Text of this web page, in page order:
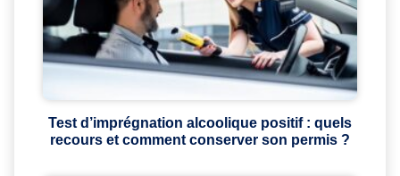
Test d’imprégnation alcoolique positif : quels
recours et comment conserver son permis ?